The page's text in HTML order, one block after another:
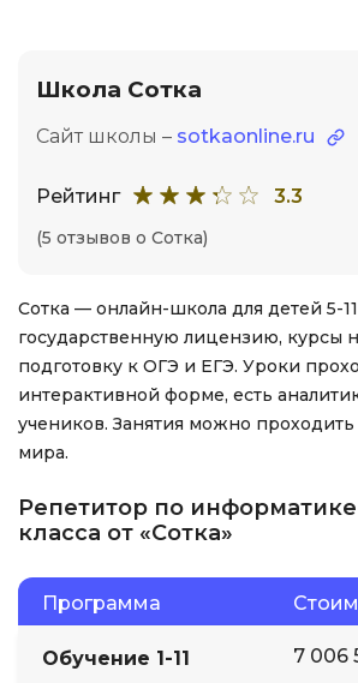
Школа Сотка
Сайт школы – sotkaonline.ru
Рейтинг 3.3
(5 отзывов о Сотка)
Сотка — онлайн-школа для детей 5-
государственную лицензию, курсы
подготовку к ОГЭ и ЕГЭ. Уроки
интерактивной форме, есть
учеников. Занятия можно
мира.
Репетитор по
класса от «Сотка»
Программа
Обучение 1-11
7 006